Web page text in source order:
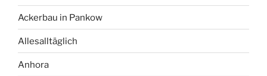
Ackerbau in Pankow
Allesalltäglich
Anhora